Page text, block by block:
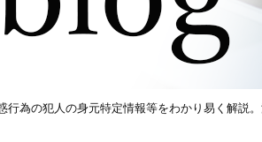
為の犯人の身元特定情報等をわかり易く解説